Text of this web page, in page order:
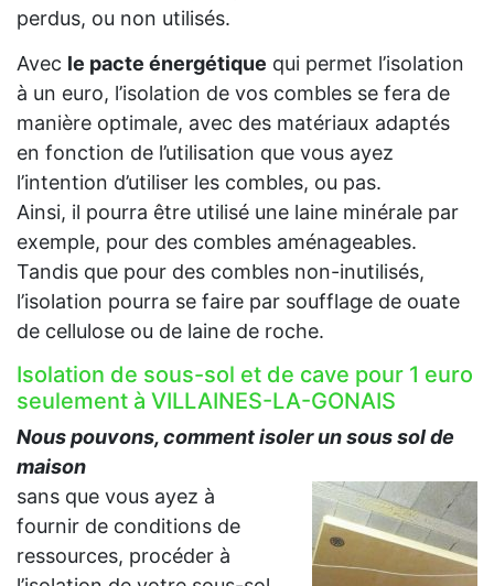
perdus, ou non utilisés.
Avec le pacte énergétique qui permet l’isolation
à un euro, l’isolation de vos combles se fera de
manière optimale, avec des matériaux adaptés
en fonction de l’utilisation que vous ayez
l’intention d’utiliser les combles, ou pas.
Ainsi, il pourra être utilisé une laine minérale par
exemple, pour des combles aménageables.
Tandis que pour des combles non-inutilisés,
l’isolation pourra se faire par soufflage de ouate
de cellulose ou de laine de roche.
Isolation de sous-sol et de cave pour 1 euro
seulement à VILLAINES-LA-GONAIS
Nous pouvons, comment isoler un sous sol de
maison
sans que vous ayez à
fournir de conditions de
ressources, procéder à